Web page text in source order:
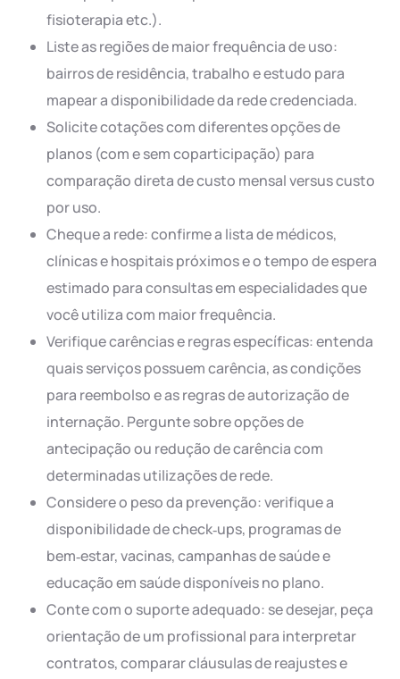
fisioterapia etc.).
Liste as regiões de maior frequência de uso:
bairros de residência, trabalho e estudo para
mapear a disponibilidade da rede credenciada.
Solicite cotações com diferentes opções de
planos (com e sem coparticipação) para
comparação direta de custo mensal versus custo
por uso.
Cheque a rede: confirme a lista de médicos,
clínicas e hospitais próximos e o tempo de espera
estimado para consultas em especialidades que
você utiliza com maior frequência.
Verifique carências e regras específicas: entenda
quais serviços possuem carência, as condições
para reembolso e as regras de autorização de
internação. Pergunte sobre opções de
antecipação ou redução de carência com
determinadas utilizações de rede.
Considere o peso da prevenção: verifique a
disponibilidade de check‑ups, programas de
bem‑estar, vacinas, campanhas de saúde e
educação em saúde disponíveis no plano.
Conte com o suporte adequado: se desejar, peça
orientação de um profissional para interpretar
contratos, comparar cláusulas de reajustes e